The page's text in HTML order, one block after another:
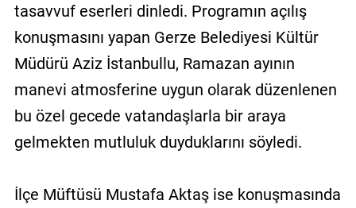
İletişim
Gizlilik
tasavvuf eserleri dinledi. Programın açılış
konuşmasını yapan Gerze Belediyesi Kültür
Müdürü Aziz İstanbullu, Ramazan ayının
manevi atmosferine uygun olarak düzenlenen
bu özel gecede vatandaşlarla bir araya
gelmekten mutluluk duyduklarını söyledi.
İlçe Müftüsü Mustafa Aktaş ise konuşmasında